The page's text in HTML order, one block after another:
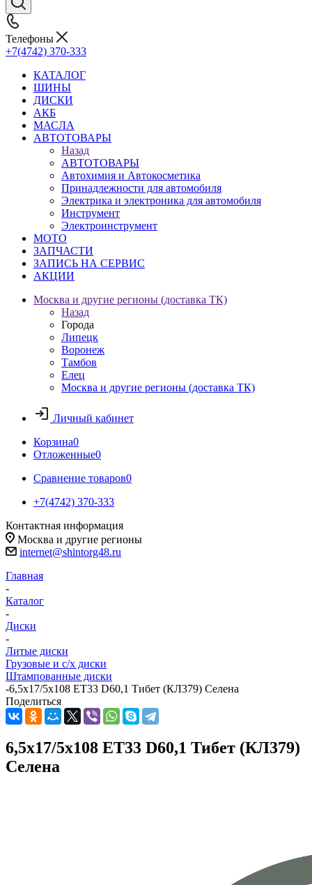
Телефоны
+7(4742) 370-333
КАТАЛОГ
ШИНЫ
ДИСКИ
АКБ
МАСЛА
АВТОТОВАРЫ
Назад
АВТОТОВАРЫ
Автохимия и Автокосметика
Принадлежности для автомобиля
Электрика и электроника для автомобиля
Инструмент
Электроинструмент
МОТО
ЗАПЧАСТИ
ЗАПИСЬ НА СЕРВИС
АКЦИИ
Москва и другие регионы (доставка ТК)
Назад
Города
Липецк
Воронеж
Тамбов
Елец
Москва и другие регионы (доставка ТК)
Личный кабинет
Корзина0
Отложенные0
Сравнение товаров0
+7(4742) 370-333
Контактная информация
Москва и другие регионы
internet@shintorg48.ru
Главная
-
Каталог
-
Диски
-
Литые диски
Грузовые и с/х диски
Штампованные диски
-6,5x17/5x108 ET33 D60,1 Тибет (КЛ379) Селена
Поделиться
6,5x17/5x108 ET33 D60,1 Тибет (КЛ379)
Селена